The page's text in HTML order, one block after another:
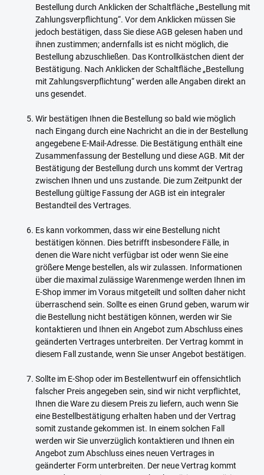
Bestellung durch Anklicken der Schaltfläche „Bestellung mit
Zahlungsverpflichtung“. Vor dem Anklicken müssen Sie
jedoch bestätigen, dass Sie diese AGB gelesen haben und
ihnen zustimmen; andernfalls ist es nicht möglich, die
Bestellung abzuschließen. Das Kontrollkästchen dient der
Bestätigung. Nach Anklicken der Schaltfläche „Bestellung
mit Zahlungsverpflichtung“ werden alle Angaben direkt an
uns gesendet.
Wir bestätigen Ihnen die Bestellung so bald wie möglich
nach Eingang durch eine Nachricht an die in der Bestellung
angegebene E-Mail-Adresse. Die Bestätigung enthält eine
Zusammenfassung der Bestellung und diese AGB. Mit der
Bestätigung der Bestellung durch uns kommt der Vertrag
zwischen Ihnen und uns zustande. Die zum Zeitpunkt der
Bestellung gültige Fassung der AGB ist ein integraler
Bestandteil des Vertrages.
Es kann vorkommen, dass wir eine Bestellung nicht
bestätigen können. Dies betrifft insbesondere Fälle, in
denen die Ware nicht verfügbar ist oder wenn Sie eine
größere Menge bestellen, als wir zulassen. Informationen
über die maximal zulässige Warenmenge werden Ihnen im
E-Shop immer im Voraus mitgeteilt und sollten daher nicht
überraschend sein. Sollte es einen Grund geben, warum wir
die Bestellung nicht bestätigen können, werden wir Sie
kontaktieren und Ihnen ein Angebot zum Abschluss eines
geänderten Vertrages unterbreiten. Der Vertrag kommt in
diesem Fall zustande, wenn Sie unser Angebot bestätigen.
Sollte im E-Shop oder im Bestellentwurf ein offensichtlich
falscher Preis angegeben sein, sind wir nicht verpflichtet,
Ihnen die Ware zu diesem Preis zu liefern, auch wenn Sie
eine Bestellbestätigung erhalten haben und der Vertrag
somit zustande gekommen ist. In einem solchen Fall
werden wir Sie unverzüglich kontaktieren und Ihnen ein
Angebot zum Abschluss eines neuen Vertrages in
geänderter Form unterbreiten. Der neue Vertrag kommt